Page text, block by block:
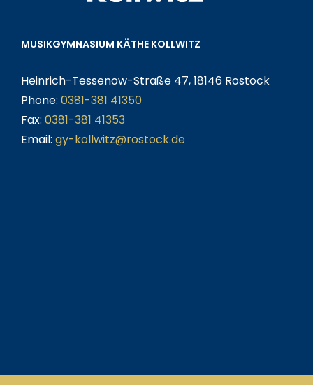
MUSIKGYMNASIUM KÄTHE KOLLWITZ
Heinrich-Tessenow-Straße 47, 18146 Rostock
Phone: 0381-381 41350
Fax: 0381-381 41353
Email: gy-kollwitz@rostock.de